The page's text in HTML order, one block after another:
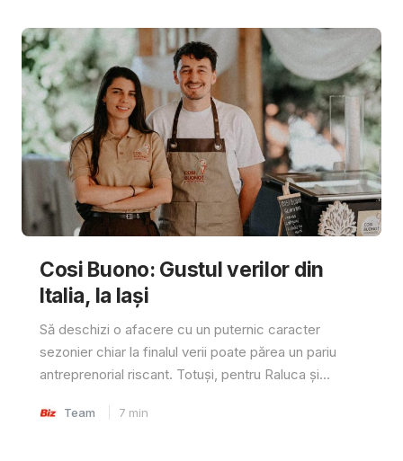
Cosi Buono: Gustul verilor din
Italia, la Iași
Să deschizi o afacere cu un puternic caracter
sezonier chiar la finalul verii poate părea un pariu
antreprenorial riscant. Totuși, pentru Raluca și...
Team 7 min